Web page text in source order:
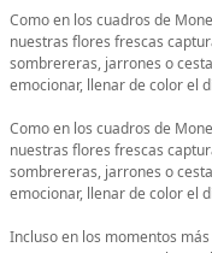
Como en los cuadros de
nuestras flores frescas
sombrereras, jarrones o
emocionar, llenar de color el
Como en los cuadros de
nuestras flores frescas
sombrereras, jarrones o
emocionar, llenar de color el
Incluso en los momentos